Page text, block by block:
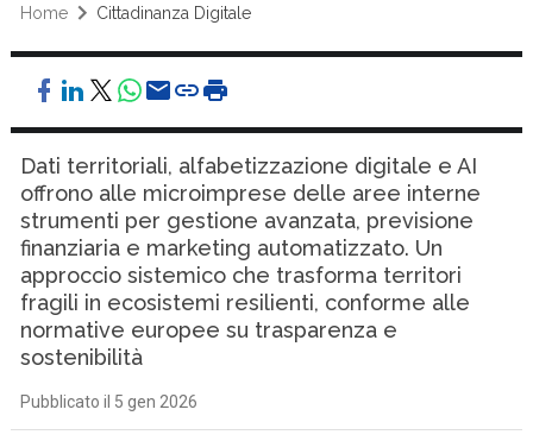
Home Cittadinanza Digitale
Dati territoriali, alfabetizzazione digitale e AI
offrono alle microimprese delle aree interne
strumenti per gestione avanzata, previsione
finanziaria e marketing automatizzato. Un
approccio sistemico che trasforma territori
fragili in ecosistemi resilienti, conforme alle
normative europee su trasparenza e
sostenibilità
Pubblicato il 5 gen 2026